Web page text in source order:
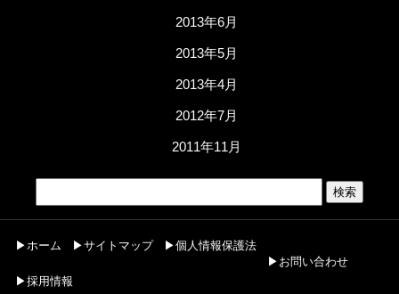
2013年6月
2013年5月
2013年4月
2012年7月
2011年11月
▶ホーム ▶サイトマップ
▶個人情報保護法
▶お問い合わせ
▶採用情報